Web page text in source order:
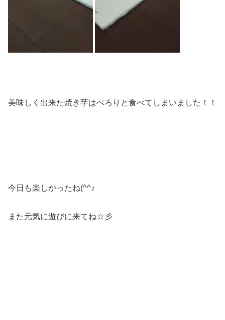
美味しく出来た焼き芋はぺろりと食べてしまいました！！
今日も楽しかったね(^^♪
また元気に遊びに来てね☆彡